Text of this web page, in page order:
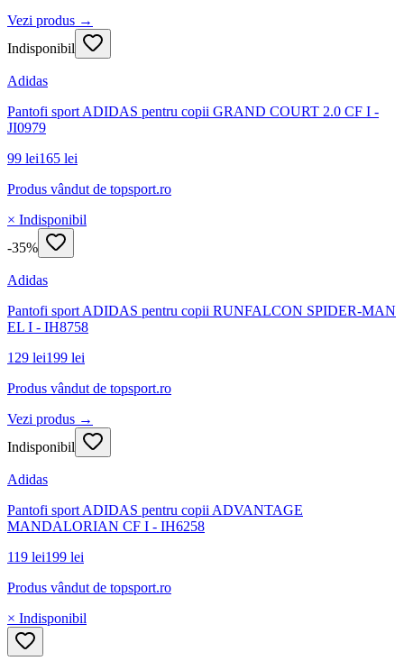
Vezi produs →
Indisponibil
Adidas
Pantofi sport ADIDAS pentru copii GRAND COURT 2.0 CF I -
JI0979
99 lei165 lei
Produs vândut de topsport.ro
× Indisponibil
-35%
Adidas
Pantofi sport ADIDAS pentru copii RUNFALCON SPIDER-MAN
EL I - IH8758
129 lei199 lei
Produs vândut de topsport.ro
Vezi produs →
Indisponibil
Adidas
Pantofi sport ADIDAS pentru copii ADVANTAGE
MANDALORIAN CF I - IH6258
119 lei199 lei
Produs vândut de topsport.ro
× Indisponibil